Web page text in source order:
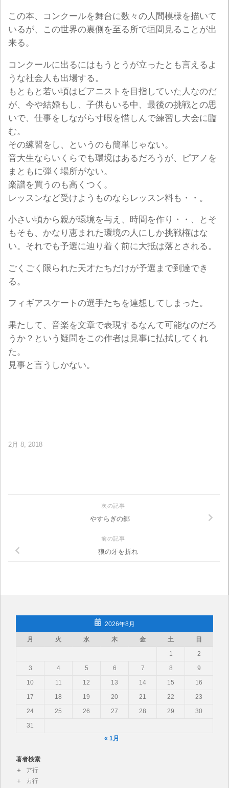
この本、コンクールを舞台に数々の人間模様を描いて
いるが、この世界の裏側を至る所で垣間見ることが出
来る。
コンクールに出るにはもうとうが立ったとも言えるよ
うな社会人も出場する。
もともと若い頃はピアニストを目指していた人なのだ
が、今や結婚もし、子供もいる中、最後の挑戦との思
いで、仕事をしながら寸暇を惜しんで練習し大会に臨
む。
その練習をし、というのも簡単じゃない。
音大生ならいくらでも環境はあるだろうが、ピアノを
まともに弾く場所がない。
楽譜を買うのも高くつく。
レッスンなど受けようものならレッスン料も・・。
小さい頃から親が環境を与え、時間を作り・・、とそ
もそも、かなり恵まれた環境の人にしか挑戦権はな
い。それでも予選に辿り着く前に大抵は落とされる。
ごくごく限られた天才たちだけが予選まで到達でき
る。
フィギアスケートの選手たちを連想してしまった。
果たして、音楽を文章で表現するなんて可能なのだろ
うか？という疑問をこの作者は見事に払拭してくれ
た。
見事と言うしかない。
2月 8, 2018
次の記事
やすらぎの郷
前の記事
狼の牙を折れ
2026年8月
月 火 水 木 金 土
日
1
2
3
4 5 6 7 8
9
10
11 12 13 14 15
16
17
18 19 20 21 22
23
24
25 26 27 28 29
30
31
« 1月
著者検索
ア行
カ行